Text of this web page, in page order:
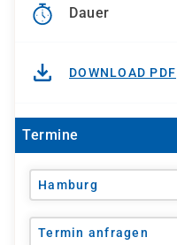
Dauer
DOWNLOAD PDF
Termine
Hamburg
Termin anfragen